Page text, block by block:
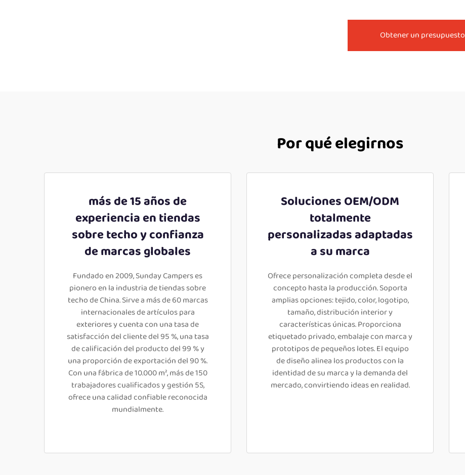
Obtener un presupuesto
Por qué elegirnos
más de 15 años de
experiencia en tiendas
sobre techo y confianza
de marcas globales
Fundado en 2009, Sunday Campers es
pionero en la industria de tiendas sobre
techo de China. Sirve a más de 60 marcas
internacionales de artículos para
exteriores y cuenta con una tasa de
satisfacción del cliente del 95 %, una tasa
de calificación del producto del 99 % y
una proporción de exportación del 90 %.
Con una fábrica de 10.000 m², más de 150
trabajadores cualificados y gestión 5S,
ofrece una calidad confiable reconocida
mundialmente.
Soluciones OEM/ODM
totalmente
personalizadas adaptadas
a su marca
Ofrece personalización completa desde el
concepto hasta la producción. Soporta
amplias opciones: tejido, color, logotipo,
tamaño, distribución interior y
características únicas. Proporciona
etiquetado privado, embalaje con marca y
prototipos de pequeños lotes. El equipo
de diseño alinea los productos con la
identidad de su marca y la demanda del
mercado, convirtiendo ideas en realidad.